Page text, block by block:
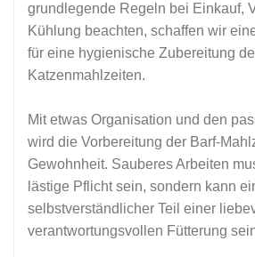
grundlegende Regeln bei Einkauf,
Kühlung beachten, schaffen wir
für eine hygienische Zubereitung
Katzenmahlzeiten.
Mit etwas Organisation und den
wird die Vorbereitung der Barf-
Gewohnheit. Sauberes Arbeiten
lästige Pflicht sein, sondern kann
selbstverständlicher Teil einer
verantwortungsvollen Fütterung